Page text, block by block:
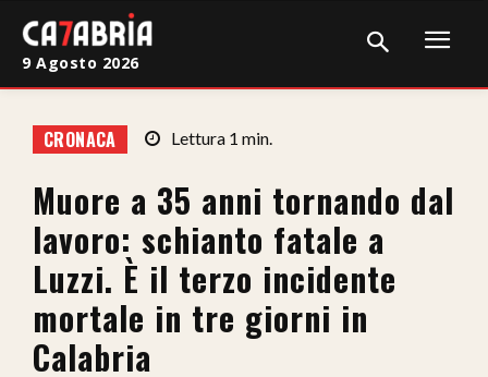
Cronaca
Giudiziaria
Politica
Sport
Attualità
9 Agosto 2026
CRONACA Lettura 1 min.
Muore a 35 anni tornando dal
lavoro: schianto fatale a
Luzzi. È il terzo incidente
mortale in tre giorni in
Calabria